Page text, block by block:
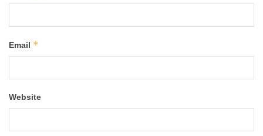
Email *
Website